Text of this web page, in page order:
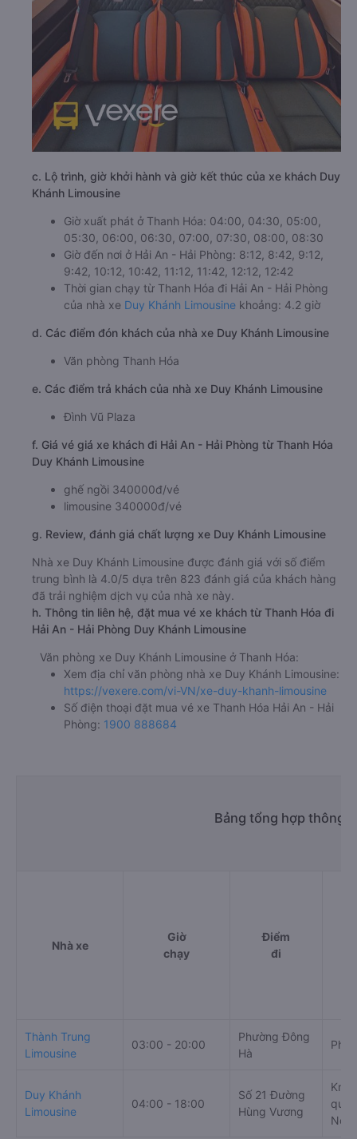
c. Lộ trình, giờ khởi hành và giờ kết thúc của xe khách Duy
Khánh Limousine
Giờ xuất phát ở Thanh Hóa: 04:00, 04:30, 05:00,
05:30, 06:00, 06:30, 07:00, 07:30, 08:00, 08:30
Giờ đến nơi ở Hải An - Hải Phòng: 8:12, 8:42, 9:12,
9:42, 10:12, 10:42, 11:12, 11:42, 12:12, 12:42
Thời gian chạy từ Thanh Hóa đi Hải An - Hải Phòng
của nhà xe Duy Khánh Limousine khoảng: 4.2 giờ
d. Các điểm đón khách của nhà xe Duy Khánh Limousine
Văn phòng Thanh Hóa
e. Các điểm trả khách của nhà xe Duy Khánh Limousine
Đình Vũ Plaza
f. Giá vé giá xe khách đi Hải An - Hải Phòng từ Thanh Hóa
Duy Khánh Limousine
ghế ngồi 340000đ/vé
limousine 340000đ/vé
g. Review, đánh giá chất lượng xe Duy Khánh Limousine
Nhà xe Duy Khánh Limousine được đánh giá với số điểm
trung bình là 4.0/5 dựa trên 823 đánh giá của khách hàng
đã trải nghiệm dịch vụ của nhà xe này.
h. Thông tin liên hệ, đặt mua vé xe khách từ Thanh Hóa đi
Hải An - Hải Phòng Duy Khánh Limousine
Văn phòng xe Duy Khánh Limousine ở Thanh Hóa:
Xem địa chỉ văn phòng nhà xe Duy Khánh Limousine:
https://vexere.com/vi-VN/xe-duy-khanh-limousine
Số điện thoại đặt mua vé xe Thanh Hóa Hải An - Hải
Phòng: 1900 888684
Bảng tổng hợp thông
Nhà xe
Giờ
chạy
Điểm
đi
Thành Trung
Limousine
03:00 - 20:00
Phường Đông
Hà
Duy Khánh
Limousine
04:00 - 18:00
Số 21 Đường
Hùng Vương
Km
Nội,